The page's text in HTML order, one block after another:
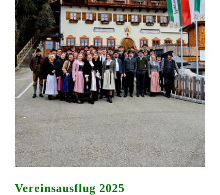
Vereinsausflug 2025